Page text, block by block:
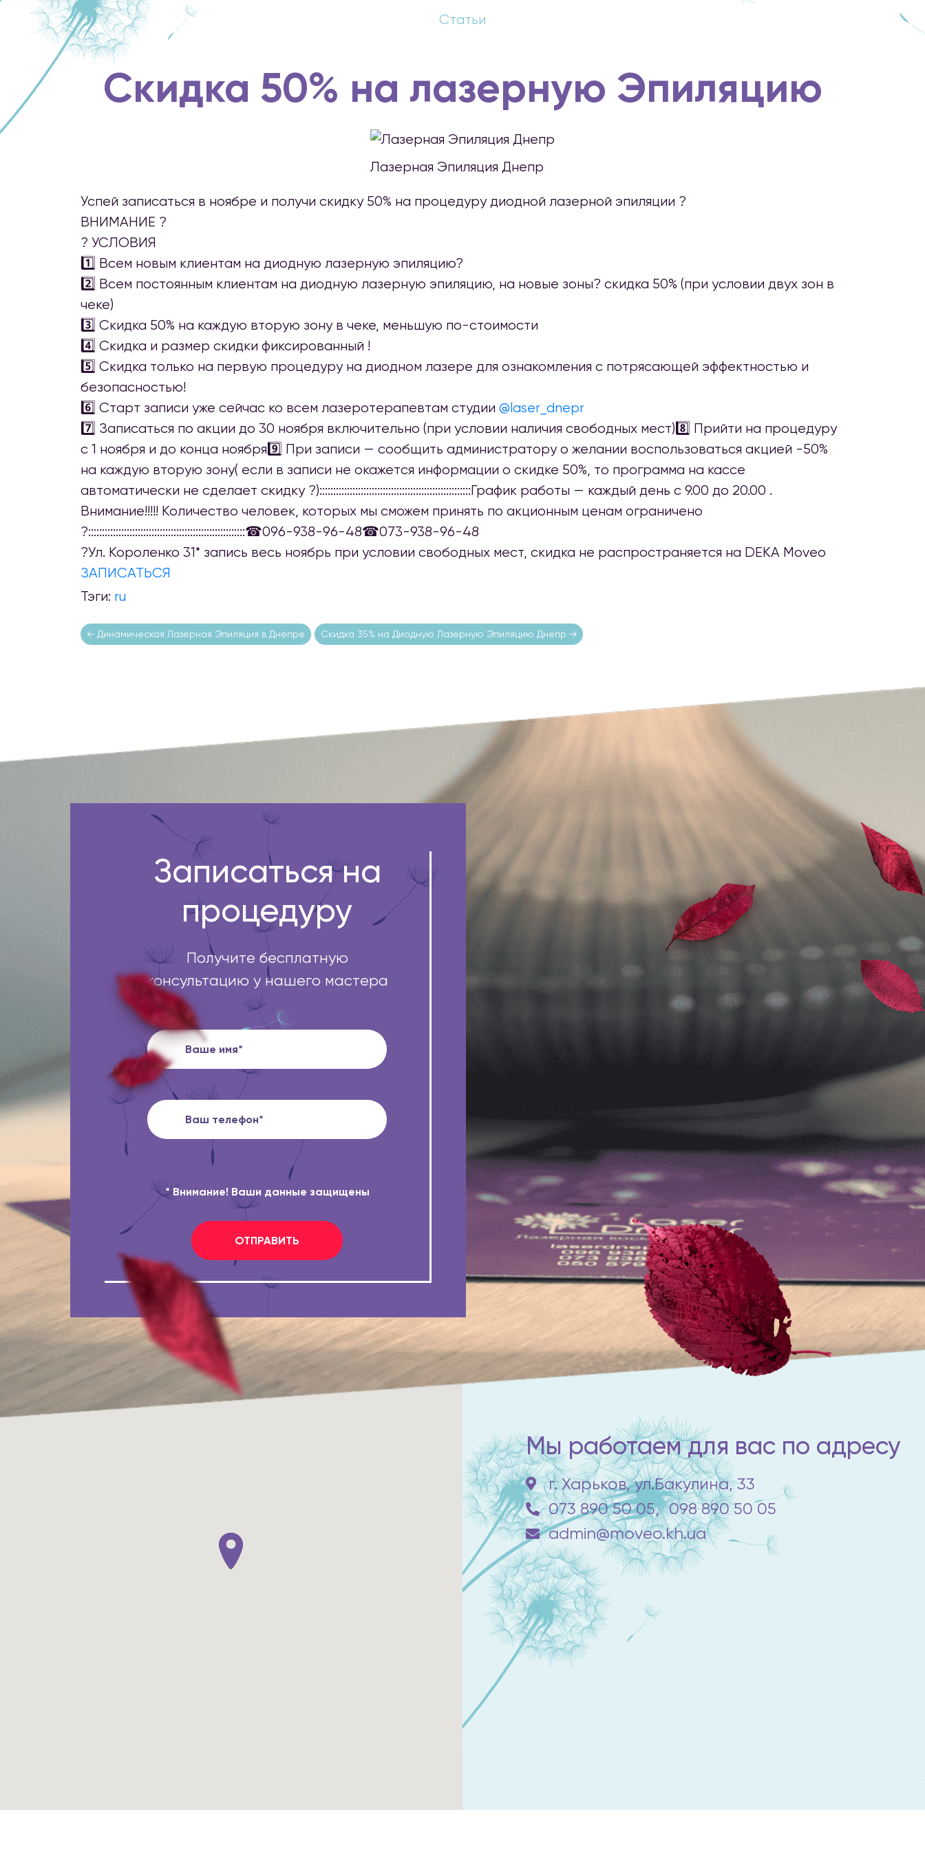
Статьи
Скидка 50% на лазерную Эпиляцию
Лазерная Эпиляция Днепр
Успей записаться в ноябре и получи скидку 50% на процедуру диодной лазерной эпиляции ?
ВНИМАНИЕ ?
? УСЛОВИЯ
1️⃣ Всем новым клиентам на диодную лазерную эпиляцию?
2️⃣ Всем постоянным клиентам на диодную лазерную эпиляцию, на новые зоны? скидка 50% (при условии двух зон в
чеке)
3️⃣ Скидка 50% на каждую вторую зону в чеке, меньшую по-стоимости
4️⃣ Скидка и размер скидки фиксированный !
5️⃣ Скидка только на первую процедуру на диодном лазере для ознакомления с потрясающей эффектностью и
безопасностью!
6️⃣ Старт записи уже сейчас ко всем лазеротерапевтам студии @laser_dnepr
7️⃣ Записаться по акции до 30 ноября включительно (при условии наличия свободных мест)8️⃣ Прийти на процедуру
с 1 ноября и до конца ноября9️⃣ При записи — сообщить администратору о желании воспользоваться акцией -50%
на каждую вторую зону( если в записи не окажется информации о скидке 50%, то программа на кассе
автоматически не сделает скидку ?):::::::::::::::::::::::::::::::::::::::::::::::::::::::График работы — каждый день с 9.00 до 20.00 .
Внимание!!!!! Количество человек, которых мы сможем принять по акционным ценам ограничено
?:::::::::::::::::::::::::::::::::::::::::::::::::::::::::☎096-938-96-48☎073-938-96-48
?Ул. Короленко 31* запись весь ноябрь при условии свободных мест, скидка не распространяется на DEKA Moveo
ЗАПИСАТЬСЯ
Тэги: ru
← Динамическая Лазерная Эпиляция в Днепре Скидка 35% на Диодную Лазерную Эпиляцию Днепр →
Записаться на
процедуру
Получите бесплатную
консультацию у нашего мастера
* Внимание! Ваши данные защищены
ОТПРАВИТЬ
Мы работаем для вас по адресу
г. Харьков, ул.Бакулина, 33
073 890 50 05, 098 890 50 05
admin@moveo.kh.ua